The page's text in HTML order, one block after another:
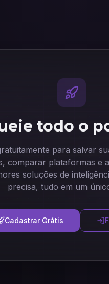
todo o
para salvar
comparar plataformas e
soluções de
precisa, tudo em um
Cadastrar Grátis